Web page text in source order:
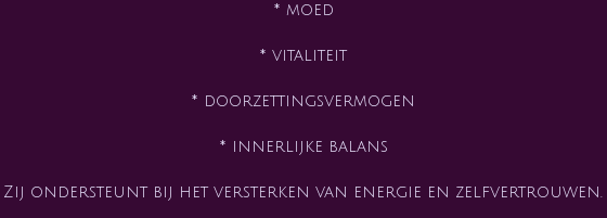
* moed
* vitaliteit
* doorzettingsvermogen
* innerlijke balans
Zij ondersteunt bij het versterken van energie en zelfvertrouwen.